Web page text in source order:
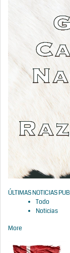
ÚLTIMAS NOTICIAS
Todo
Noticias
More